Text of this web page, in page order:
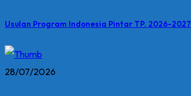
Usulan Program Indonesia Pintar TP. 2026-2027
28/07/2026